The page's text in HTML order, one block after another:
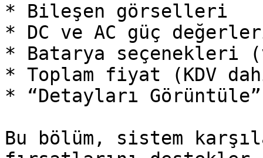
* Bileşen görselleri
* DC ve AC güç
* Batarya seçenekleri
* Toplam fiyat (KDV
* “Detayları
Bu bölüm, sistem